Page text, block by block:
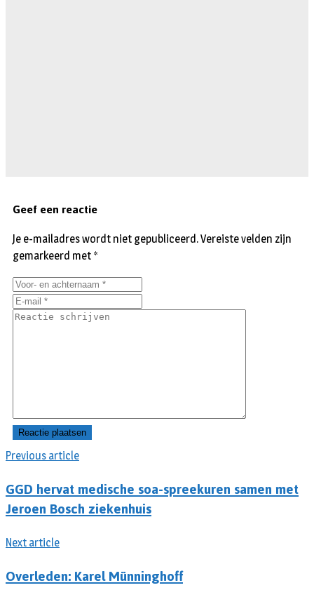
Previous article
GGD hervat medische soa-spreekuren samen met
Jeroen Bosch ziekenhuis
Next article
Overleden: Karel Münninghoff
Geef een reactie
Je e-mailadres wordt niet gepubliceerd.Vereiste velden zijn
gemarkeerd met *